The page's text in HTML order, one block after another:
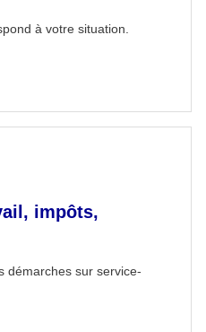
à votre situation.
impôts,
démarches sur service-